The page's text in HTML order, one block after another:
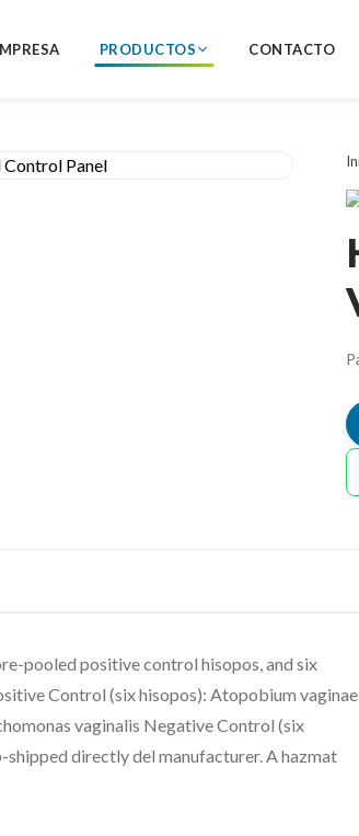
PRODUCTOS CONTACTO
pooled positive control hisopos, and six
Control (six hisopos): Atopobium vaginae
vaginalis Negative Control (six
directly del manufacturer. A hazmat